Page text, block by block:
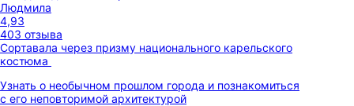
Людмила
4,93
403 отзыва
Сортавала через призму национального карельского
костюма
Узнать о необычном прошлом города и познакомиться
с его неповторимой архитектурой